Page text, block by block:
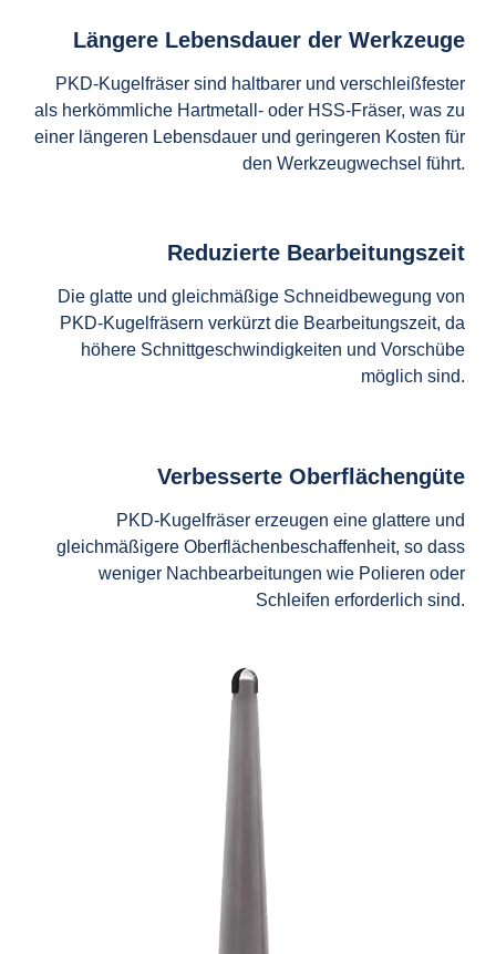
Längere Lebensdauer der Werkzeuge
PKD-Kugelfräser sind haltbarer und verschleißfester
als herkömmliche Hartmetall- oder HSS-Fräser, was zu
einer längeren Lebensdauer und geringeren Kosten für
den Werkzeugwechsel führt.
Reduzierte Bearbeitungszeit
Die glatte und gleichmäßige Schneidbewegung von
PKD-Kugelfräsern verkürzt die Bearbeitungszeit, da
höhere Schnittgeschwindigkeiten und Vorschübe
möglich sind.
Verbesserte Oberflächengüte
PKD-Kugelfräser erzeugen eine glattere und
gleichmäßigere Oberflächenbeschaffenheit, so dass
weniger Nachbearbeitungen wie Polieren oder
Schleifen erforderlich sind.